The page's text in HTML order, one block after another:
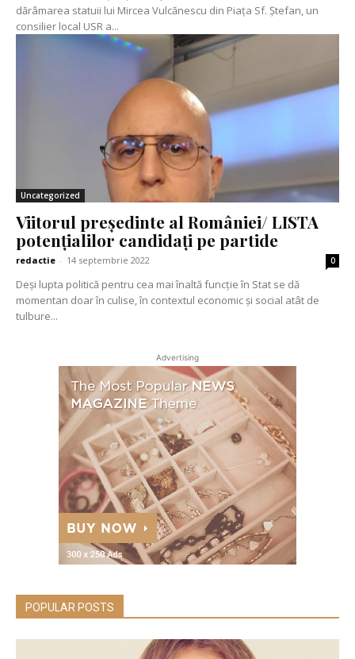
dărâmarea statuii lui Mircea Vulcănescu din Piața Sf. Ștefan, un
consilier local USR a...
Uncategorized
Viitorul președinte al României/ LISTA
potențialilor candidați pe partide
redactie - 14 septembrie 2022 0
Deși lupta politică pentru cea mai înaltă funcție în Stat se dă
momentan doar în culise, în contextul economic și social atât de
tulbure...
Advertising
POPULAR POSTS